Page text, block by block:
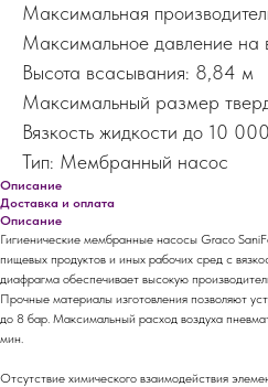
Максимальная
Максимальное давление на
Высота всасывания: 8,84 м
Максимальный размер
Вязкость жидкости до 10
Тип: Мембранный насос
Описание
Доставка и оплата
Описание
Гигиенические мембранные насосы Graco
пищевых продуктов и иных рабочих сред с
диафрагма обеспечивает высокую
Прочные материалы изготовления позволяют
до 8 бар. Максимальный расход воздуха
мин.
Отсутствие химического взаимодействия